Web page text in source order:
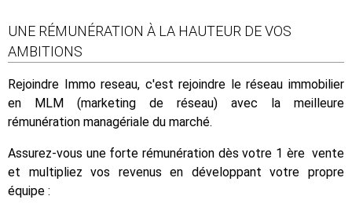
UNE RÉMUNÉRATION À LA HAUTEUR DE VOS
AMBITIONS
Rejoindre Immo reseau, c'est rejoindre le réseau immobilier
en MLM (marketing de réseau) avec la meilleure
rémunération managériale du marché.
Assurez-vous une forte rémunération dès votre 1 ère vente
et multipliez vos revenus en développant votre propre
équipe :